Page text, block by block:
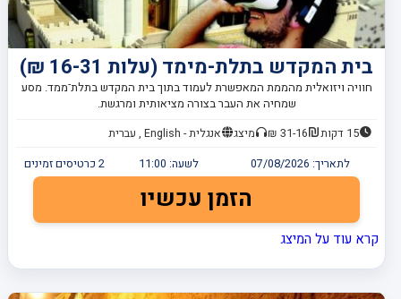
בית המקדש בתלת-מימד (עלות 16-31 ₪)
חוויה ויזואלית מהממת המאפשרת לעמוד בתוך בית המקדש בתלת־ממד. מסע
שמחיה את העבר בצורה מציאותית ומרגשת.
15 דקות 31-16 ₪ מיצג
אנגלית - English , עברית
לתאריך: 07/08/2026 לשעה: 11:00
2 כרטיסים זמינים
הזמן עכשיו
קרא עוד על המיצג